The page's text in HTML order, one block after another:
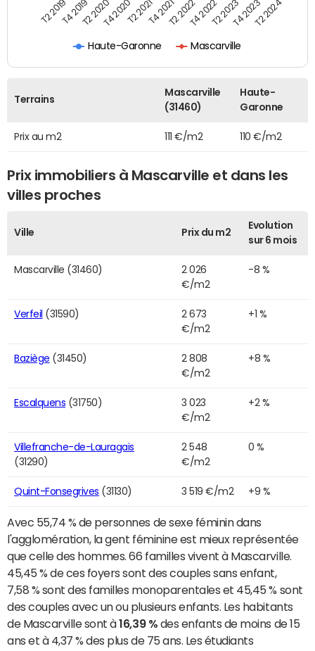
Haute-Garonne Mascarville
T2 2019T4 2019T2 2020T4 2020T2 2021T4 2021T2 2022T4 2022T2 2023T4 2023T2 2024
Terrains
Mascarville
(31460)
Haute-
Garonne
Prix au m2 111 €/m2 110 €/m2
Prix immobiliers à Mascarville et dans les
villes proches
Ville Prix du m2
Evolution
sur 6 mois
Mascarville (31460)
2 026
€/m2
-8 %
Verfeil (31590)
2 673
€/m2
+1 %
Baziège (31450)
2 808
€/m2
+8 %
Escalquens (31750)
3 023
€/m2
+2 %
Villefranche-de-Lauragais
(31290)
2 548
€/m2
0 %
Quint-Fonsegrives (31130) 3 519 €/m2 +9 %
Avec 55,74 % de personnes de sexe féminin dans
l'agglomération, la gent féminine est mieux représentée
que celle des hommes. 66 familles vivent à Mascarville.
45,45 % de ces foyers sont des couples sans enfant,
7,58 % sont des familles monoparentales et 45,45 % sont
des couples avec un ou plusieurs enfants. Les habitants
de Mascarville sont à16,39 % des enfants de moins de 15
ans et à 4,37 % des plus de 75 ans. Les étudiants